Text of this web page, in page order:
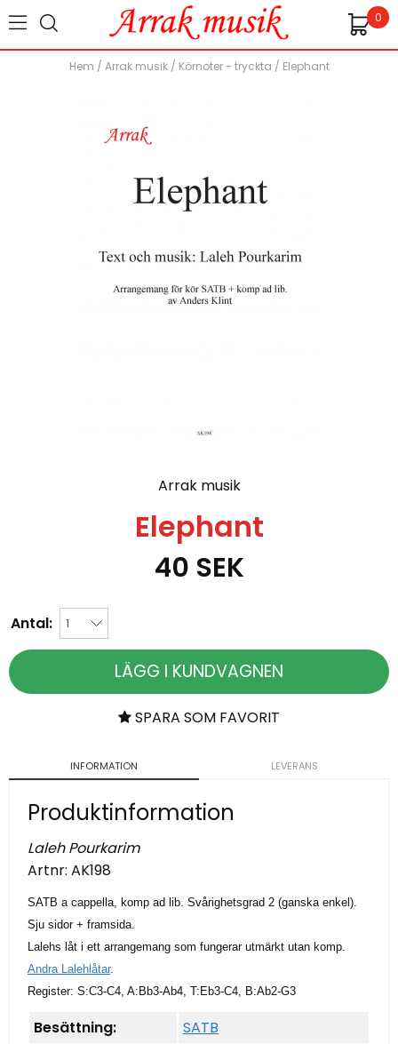
0
Hem / Arrak musik/ Körnoter - tryckta / Elephant
Arrak musik
Elephant
40 SEK
Antal:
LÄGG I KUNDVAGNEN
SPARA SOM FAVORIT
INFORMATION LEVERANS
Produktinformation
Laleh Pourkarim
Artnr: AK198
SATB a cappella, komp ad lib. Svårighetsgrad 2 (ganska enkel).
Sju sidor + framsida.
Lalehs låt i ett arrangemang som fungerar utmärkt utan komp.
Andra Lalehlåtar.
Register: S:C3-C4, A:Bb3-Ab4, T:Eb3-C4, B:Ab2-G3
Besättning:
SATB